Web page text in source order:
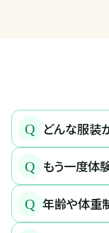
Q どんな服装
Q もう一度体
Q 年齢や体重